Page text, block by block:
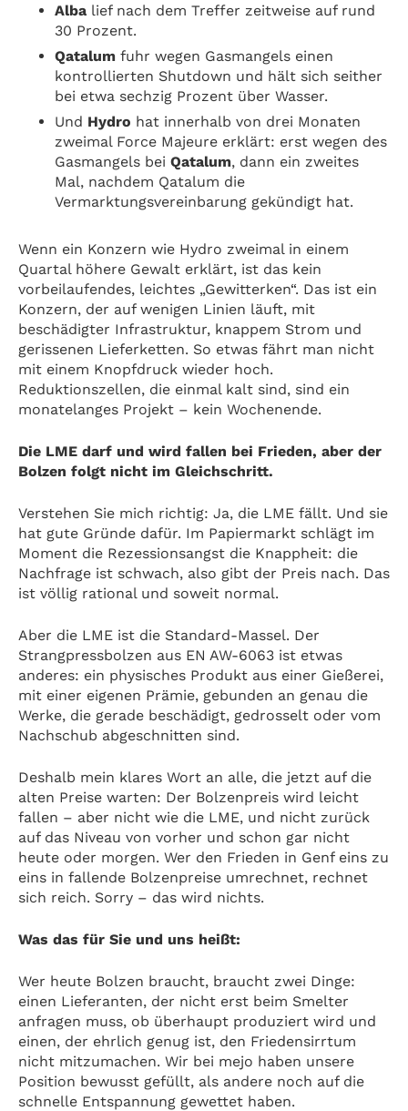
Alba lief nach dem Treffer zeitweise auf rund
30 Prozent.
Qatalum fuhr wegen Gasmangels einen
kontrollierten Shutdown und hält sich seither
bei etwa sechzig Prozent über Wasser.
Und Hydro hat innerhalb von drei Monaten
zweimal Force Majeure erklärt: erst wegen des
Gasmangels bei Qatalum, dann ein zweites
Mal, nachdem Qatalum die
Vermarktungsvereinbarung gekündigt hat.
Wenn ein Konzern wie Hydro zweimal in einem
Quartal höhere Gewalt erklärt, ist das kein
vorbeilaufendes, leichtes „Gewitterken“. Das ist ein
Konzern, der auf wenigen Linien läuft, mit
beschädigter Infrastruktur, knappem Strom und
gerissenen Lieferketten. So etwas fährt man nicht
mit einem Knopfdruck wieder hoch.
Reduktionszellen, die einmal kalt sind, sind ein
monatelanges Projekt – kein Wochenende.
Die LME darf und wird fallen bei Frieden, aber der
Bolzen folgt nicht im Gleichschritt.
Verstehen Sie mich richtig: Ja, die LME fällt. Und sie
hat gute Gründe dafür. Im Papiermarkt schlägt im
Moment die Rezessionsangst die Knappheit: die
Nachfrage ist schwach, also gibt der Preis nach. Das
ist völlig rational und soweit normal.
Aber die LME ist die Standard-Massel. Der
Strangpressbolzen aus EN AW-6063 ist etwas
anderes: ein physisches Produkt aus einer Gießerei,
mit einer eigenen Prämie, gebunden an genau die
Werke, die gerade beschädigt, gedrosselt oder vom
Nachschub abgeschnitten sind.
Deshalb mein klares Wort an alle, die jetzt auf die
alten Preise warten: Der Bolzenpreis wird leicht
fallen – aber nicht wie die LME, und nicht zurück
auf das Niveau von vorher und schon gar nicht
heute oder morgen. Wer den Frieden in Genf eins zu
eins in fallende Bolzenpreise umrechnet, rechnet
sich reich. Sorry – das wird nichts.
Was das für Sie und uns heißt:
Wer heute Bolzen braucht, braucht zwei Dinge:
einen Lieferanten, der nicht erst beim Smelter
anfragen muss, ob überhaupt produziert wird und
einen, der ehrlich genug ist, den Friedensirrtum
nicht mitzumachen. Wir bei mejo haben unsere
Position bewusst gefüllt, als andere noch auf die
schnelle Entspannung gewettet haben.